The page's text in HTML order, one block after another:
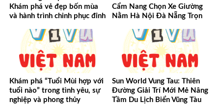
Khám phá vẻ đẹp bốn mùa
và hành trình chinh phục đỉnh
Cẩm Nang Chọn Xe Giường
Nằm Hà Nội Đà Nẵng Trọn
Khám phá “Tuổi Mùi hợp với
tuổi nào” trong tình yêu, sự
nghiệp và phong thủy
Sun World Vung Tau: Thiên
Đường Giải Trí Mới Mẻ Nâng
Tầm Du Lịch Biển Vũng Tàu